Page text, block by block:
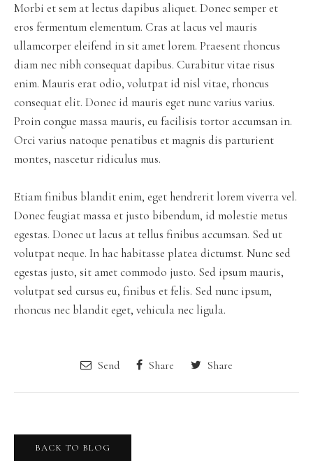
Morbi et sem at lectus dapibus aliquet. Donec semper et
eros fermentum elementum. Cras at lacus vel mauris
ullamcorper eleifend in sit amet lorem. Praesent rhoncus
diam nec nibh consequat dapibus. Curabitur vitae risus
enim. Mauris erat odio, volutpat id nisl vitae, rhoncus
consequat elit. Donec id mauris eget nunc varius varius.
Proin congue massa mauris, eu facilisis tortor accumsan in.
Orci varius natoque penatibus et magnis dis parturient
montes, nascetur ridiculus mus.
Etiam finibus blandit enim, eget hendrerit lorem viverra vel.
Donec feugiat massa et justo bibendum, id molestie metus
egestas. Donec ut lacus at tellus finibus accumsan. Sed ut
volutpat neque. In hac habitasse platea dictumst. Nunc sed
egestas justo, sit amet commodo justo. Sed ipsum mauris,
volutpat sed cursus eu, finibus et felis. Sed nunc ipsum,
rhoncus nec blandit eget, vehicula nec ligula.
Send Share Share
BACK TO BLOG